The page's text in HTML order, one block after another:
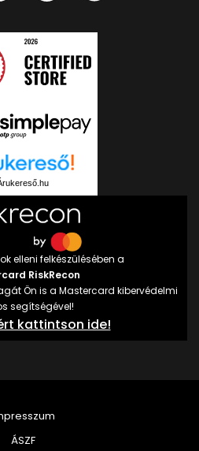
elleni felkészülésében a
RiskRecon
Ön is a Mastercard kibervédelmi
segítségével!
kattintson ide!
ÁSZF